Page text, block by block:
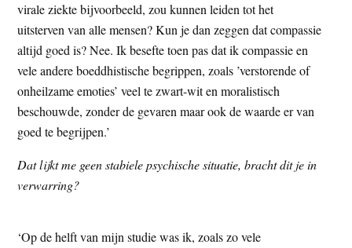
virale ziekte bijvoorbeeld, zou kunnen leiden tot het
uitsterven van alle mensen? Kun je dan zeggen dat compassie
altijd goed is? Nee. Ik besefte toen pas dat ik compassie en
vele andere boeddhistische begrippen, zoals ’verstorende of
onheilzame emoties’ veel te zwart-wit en moralistisch
beschouwde, zonder de gevaren maar ook de waarde er van
goed te begrijpen.’
Dat lijkt me geen stabiele psychische situatie, bracht dit je in
verwarring?
‘Op de helft van mijn studie was ik, zoals zo vele